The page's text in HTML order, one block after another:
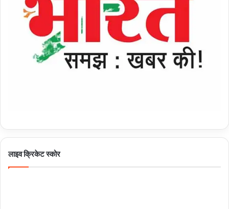
लाइव क्रिकेट स्कोर